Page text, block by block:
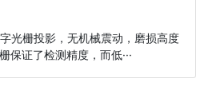
光栅投影，无机械震动，磨损高度
证了检测精度，而低···